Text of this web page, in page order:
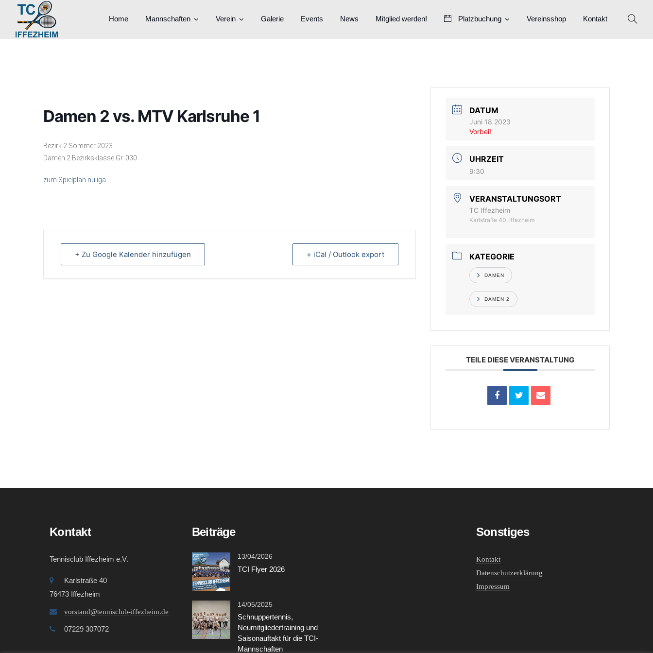
Home Mannschaften Verein Galerie Events News Mitglied werden! Platzbuchung Vereinsshop Kontakt
Damen 2 vs. MTV Karlsruhe 1
Bezirk 2 Sommer 2023
Damen 2.Bezirksklasse Gr. 030
zum Spielplan nuliga
+ Zu Google Kalender hinzufügen + iCal / Outlook export
DATUM
Juni 18 2023
Vorbei!
UHRZEIT
9:30
VERANSTALTUNGSORT
TC Iffezheim
Karlstraße 40, Iffezheim
KATEGORIE
DAMEN
DAMEN 2
TEILE DIESE VERANSTALTUNG
Kontakt
Tennisclub Iffezheim e.V.
Karlstraße 40
76473 Iffezheim
vorstand@tennisclub-iffezheim.de
07229 307072
Beiträge
13/04/2026
TCI Flyer 2026
14/05/2025
Schnuppertennis,
Neumitgliedertraining und
Saisonauftakt für die TCI-
Mannschaften
Sonstiges
Kontakt
Datenschutzerklärung
Impressum